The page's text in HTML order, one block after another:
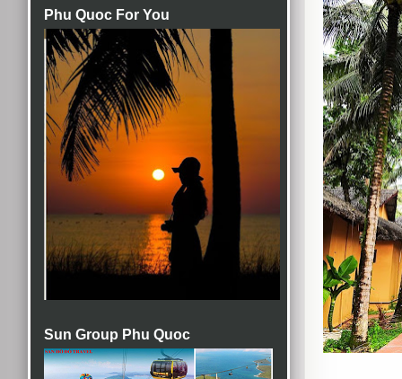
Phu Quoc For You
Sun Group Phu Quoc